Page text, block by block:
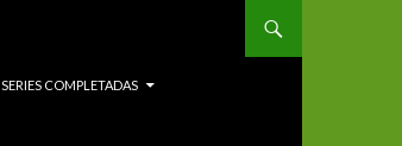
SERIES COMPLETADAS